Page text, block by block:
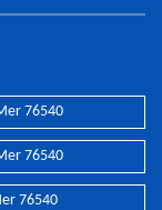
76540
76540
76540